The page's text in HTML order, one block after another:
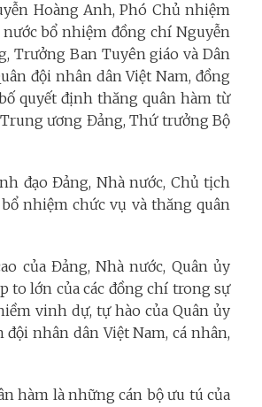
Hoàng Anh, Phó Chủ nhiệm
bổ nhiệm đồng chí Nguyễn
Trưởng Ban Tuyên giáo và Dân
đội nhân dân Việt Nam, đồng
quyết định thăng quân hàm từ
ương Đảng, Thứ trưởng Bộ
đạo Đảng, Nhà nước, Chủ tịch
nhiệm chức vụ và thăng quân
của Đảng, Nhà nước, Quân ủy
to lớn của các đồng chí trong sự
vinh dự, tự hào của Quân ủy
nhân dân Việt Nam, cá nhân,
hàm là những cán bộ ưu tú của